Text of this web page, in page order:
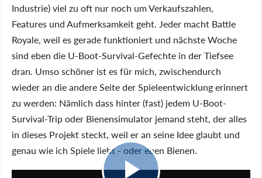
Industrie) viel zu oft nur noch um Verkaufszahlen,
Features und Aufmerksamkeit geht. Jeder macht Battle
Royale, weil es gerade funktioniert und nächste Woche
sind eben die U-Boot-Survival-Gefechte in der Tiefsee
dran. Umso schöner ist es für mich, zwischendurch
wieder an die andere Seite der Spieleentwicklung erinnert
zu werden: Nämlich dass hinter (fast) jedem U-Boot-
Survival-Trip oder Bienensimulator jemand steht, der alles
in dieses Projekt steckt, weil er an seine Idee glaubt und
genau wie ich Spiele liebt - oder eben Bienen.